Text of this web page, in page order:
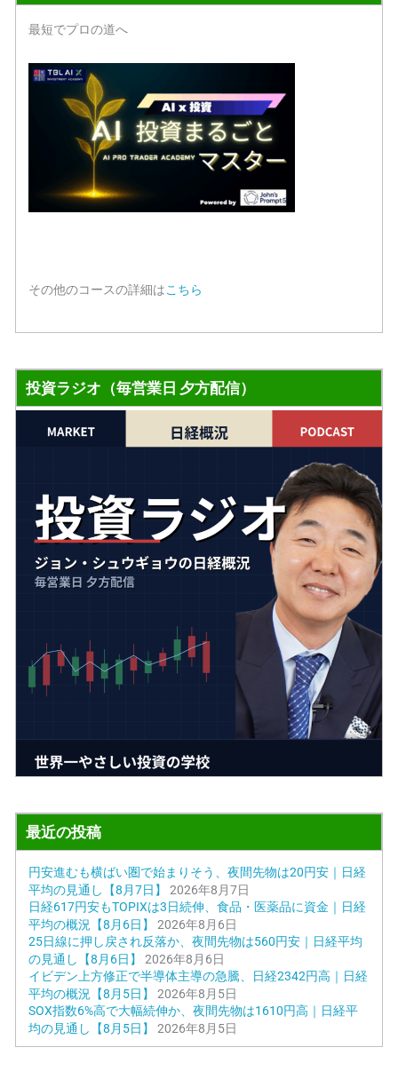
最短でプロの道へ
その他のコースの詳細はこちら
投資ラジオ（毎営業日 夕方配信）
最近の投稿
円安進むも横ばい圏で始まりそう、夜間先物は20円安｜日経
平均の見通し【8月7日】
2026年8月7日
日経617円安もTOPIXは3日続伸、食品・医薬品に資金｜日経
平均の概況【8月6日】
2026年8月6日
25日線に押し戻され反落か、夜間先物は560円安｜日経平均
の見通し【8月6日】
2026年8月6日
イビデン上方修正で半導体主導の急騰、日経2342円高｜日経
平均の概況【8月5日】
2026年8月5日
SOX指数6%高で大幅続伸か、夜間先物は1610円高｜日経平
均の見通し【8月5日】
2026年8月5日